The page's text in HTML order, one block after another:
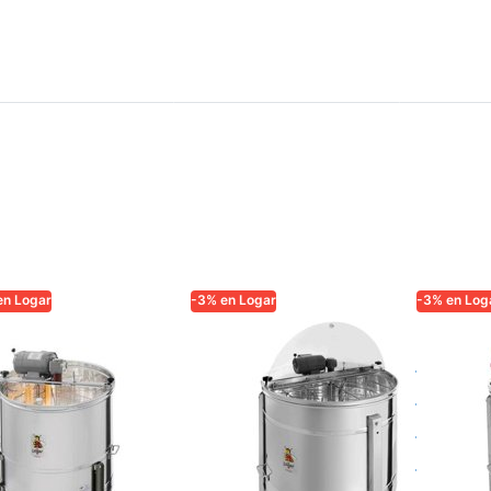
Logar
de 4
motor
W, cuba
-3% en Logar
extractor
auto-inversor
de 4 cuadros,
-3% en